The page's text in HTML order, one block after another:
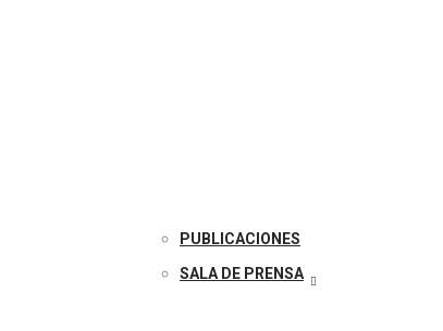
PUBLICACIONES
SALA DE PRENSA